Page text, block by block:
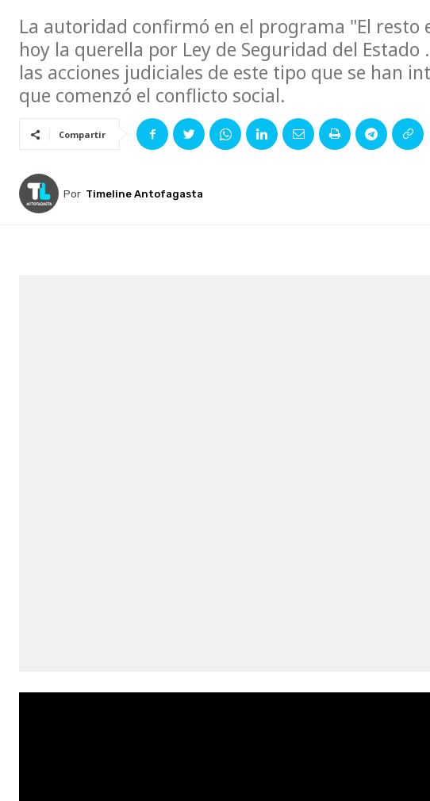
La autoridad confirmó en el programa "El resto
hoy la querella por Ley de Seguridad del Estado
las acciones judiciales de este tipo que se han
que comenzó el conflicto social.
Compartir
Por Timeline Antofagasta